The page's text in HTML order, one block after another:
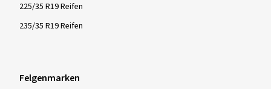
225/35 R19 Reifen
235/35 R19 Reifen
Felgenmarken